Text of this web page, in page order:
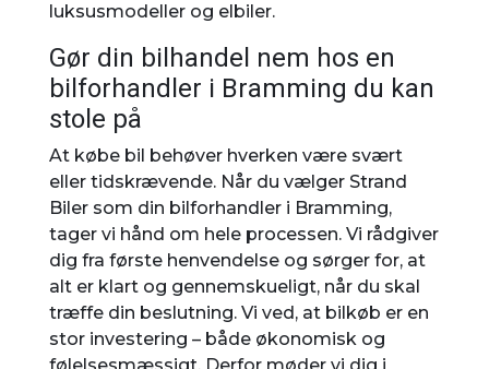
luksusmodeller og elbiler.
Gør din bilhandel nem hos en
bilforhandler i Bramming du kan
stole på
At købe bil behøver hverken være svært
eller tidskrævende. Når du vælger Strand
Biler som din bilforhandler i Bramming,
tager vi hånd om hele processen. Vi rådgiver
dig fra første henvendelse og sørger for, at
alt er klart og gennemskueligt, når du skal
træffe din beslutning. Vi ved, at bilkøb er en
stor investering – både økonomisk og